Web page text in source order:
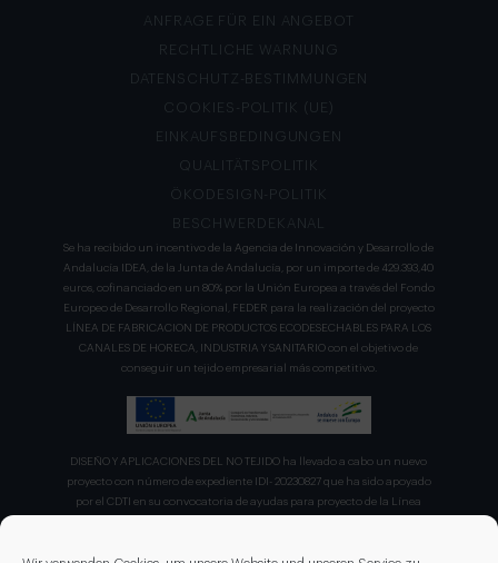
ANFRAGE FÜR EIN ANGEBOT
RECHTLICHE WARNUNG
DATENSCHUTZ-BESTIMMUNGEN
COOKIES-POLITIK (UE)
EINKAUFSBEDINGUNGEN
QUALITÄTSPOLITIK
ÖKODESIGN-POLITIK
BESCHWERDEKANAL
Se ha recibido un incentivo de la Agencia de Innovación y Desarrollo de
Andalucía IDEA, de la Junta de Andalucía, por un importe de 429.393,40
euros, cofinanciado en un 80% por la Unión Europea a través del Fondo
Europeo de Desarrollo Regional, FEDER para la realización del proyecto
LÍNEA DE FABRICACION DE PRODUCTOS ECODESECHABLES PARA LOS
CANALES DE HORECA, INDUSTRIA Y SANITARIO con el objetivo de
conseguir un tejido empresarial más competitivo.
DISEÑO Y APLICACIONES DEL NO TEJIDO ha llevado a cabo un nuevo
proyecto con número de expediente IDI- 20230827 que ha sido apoyado
por el CDTI en su convocatoria de ayudas para proyecto de la Línea